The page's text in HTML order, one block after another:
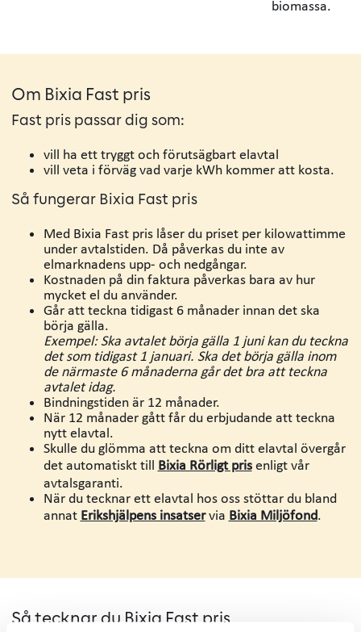
biomassa.
Om Bixia Fast pris
Fast pris passar dig som:
vill ha ett tryggt och förutsägbart elavtal
vill veta i förväg vad varje kWh kommer att kosta.
Så fungerar Bixia Fast pris
Med Bixia Fast pris låser du priset per kilowattimme
under avtalstiden. Då påverkas du inte av
elmarknadens upp- och nedgångar.
Kostnaden på din faktura påverkas bara av hur
mycket el du använder.
Går att teckna tidigast 6 månader innan det ska
börja gälla.
Exempel: Ska avtalet börja gälla 1 juni kan du teckna
det som tidigast 1 januari. Ska det börja gälla inom
de närmaste 6 månaderna går det bra att teckna
avtalet idag.
Bindningstiden är 12 månader.
När 12 månader gått får du erbjudande att teckna
nytt elavtal.
Skulle du glömma att teckna om ditt elavtal övergår
det automatiskt till Bixia Rörligt prisenligt vår
avtalsgaranti.
När du tecknar ett elavtal hos oss stöttar du bland
annat Erikshjälpens insatservia Bixia Miljöfond.
Så tecknar du Bixia Fast pris